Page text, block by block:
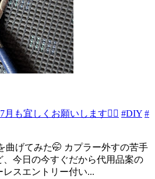
月も宜しくお願いします🙇‍♂️ #DIY #
曲げてみた🤭 カプラー外すの苦手
今日の今すぐだから代用品案の
スエントリー付い...